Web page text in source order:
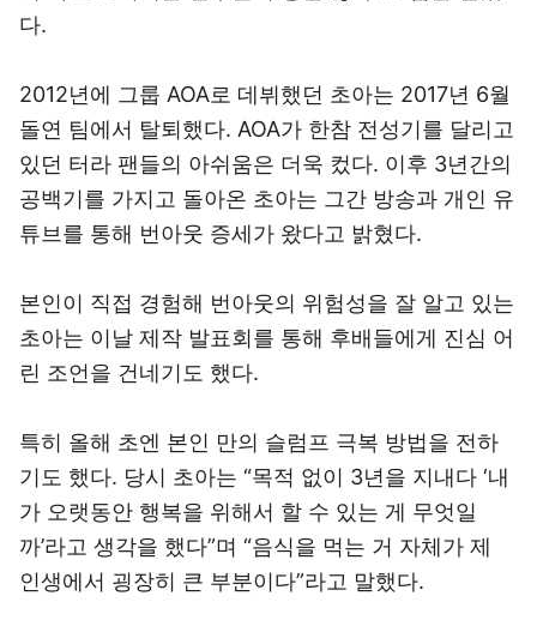
다.
2012년에 그룹 AOA로 데뷔했던 초아는 2017년 6월
돌연 팀에서 탈퇴했다. AOA가 한참 전성기를 달리고
있던 터라 팬들의 아쉬움은 더욱 컸다. 이후 3년간의
공백기를 가지고 돌아온 초아는 그간 방송과 개인 유
튜브를 통해 번아웃 증세가 왔다고 밝혔다.
본인이 직접 경험해 번아웃의 위험성을 잘 알고 있는
초아는 이날 제작 발표회를 통해 후배들에게 진심 어
린 조언을 건네기도 했다.
특히 올해 초엔 본인 만의 슬럼프 극복 방법을 전하
기도 했다. 당시 초아는 “목적 없이 3년을 지내다 ‘내
가 오랫동안 행복을 위해서 할 수 있는 게 무엇일
까’라고 생각을 했다”며 “음식을 먹는 거 자체가 제
인생에서 굉장히 큰 부분이다”라고 말했다.